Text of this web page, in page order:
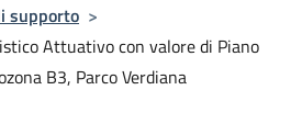
supporto >
Attuativo con valore di Piano
B3, Parco Verdiana